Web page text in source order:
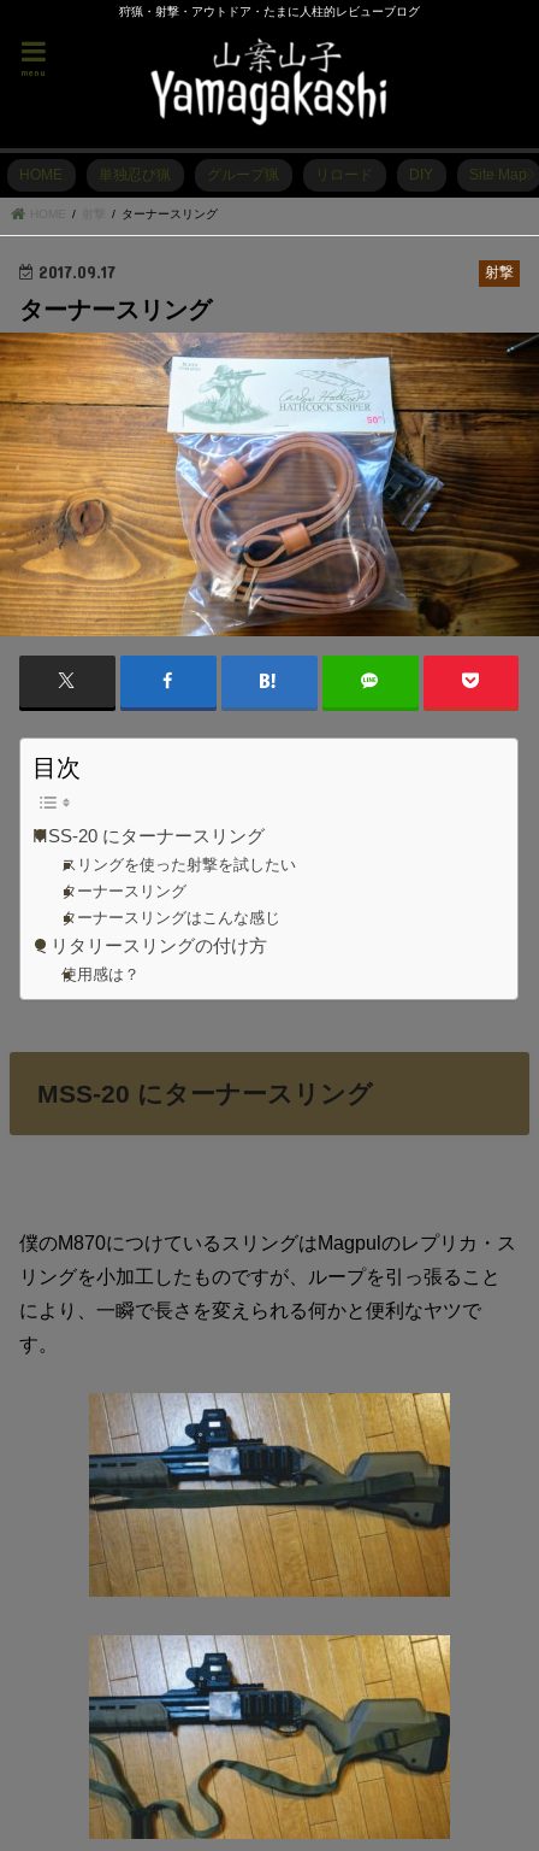
狩猟・射撃・アウトドア・たまに人柱的レビューブログ
menu
HOME 単独忍び猟 グループ猟 リロード DIY Site Map
ターナースリング
射撃
2017.09.17
ターナースリング
目次
MSS-20 にターナースリング
スリングを使った射撃を試したい
ターナースリング
ターナースリングはこんな感じ
ミリタリースリングの付け方
使用感は？
MSS-20 にターナースリング
僕のM870につけているスリングはMagpulのレプリカ・ス
リングを小加工したものですが、ループを引っ張ること
により、一瞬で長さを変えられる何かと便利なヤツで
す。